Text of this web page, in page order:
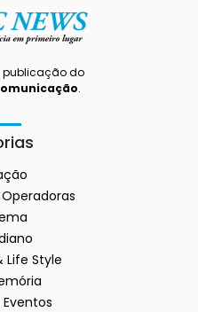
publicação do
.
Life Style
Eventos